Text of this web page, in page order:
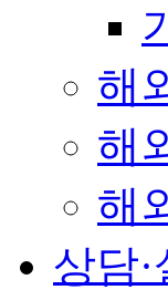
해
해
해
상담·